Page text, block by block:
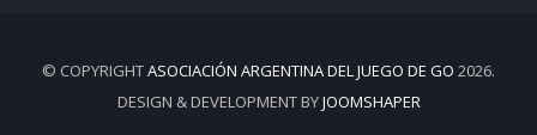
© COPYRIGHTASOCIACIÓN ARGENTINA DEL JUEGO DE GO 2026.
DESIGN & DEVELOPMENT BYJOOMSHAPER